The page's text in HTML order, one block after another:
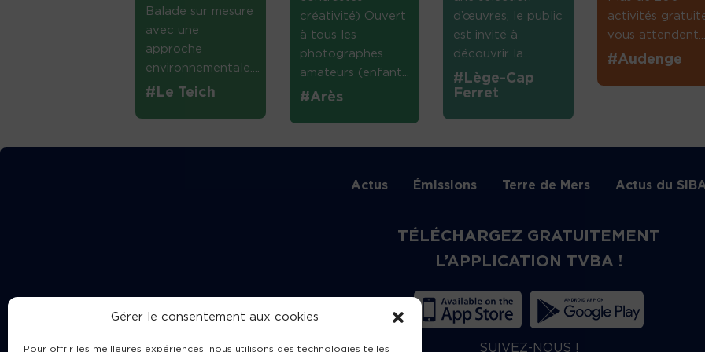
Gérer le consentement aux cookies
Pour offrir les meilleures expériences, nous utilisons des technologies telles
Balade sur mesure
avec une
approche
environnementale....
#Le Teich
créativité) Ouvert
à tous les
photographes
amateurs (enfant...
#Arès
d’œuvres, le public
est invité à
découvrir la...
#Lège-Cap
Ferret
activités
vous attendent....
#Audenge
Actus Émissions Terre de Mers Actus du
TÉLÉCHARGEZ GRATUITEMENT
L’APPLICATION TVBA !
SUIVEZ-NOUS !